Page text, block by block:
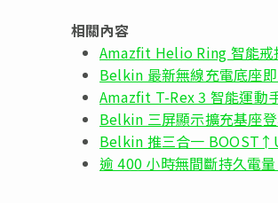
相關內容
Amazfit Helio Ring 智能戒
Belkin 最新無線充電底座
Amazfit T-Rex 3 智能運動
Belkin 三屏顯示擴充基座
Belkin 推三合一
逾 400 小時無間斷持久電